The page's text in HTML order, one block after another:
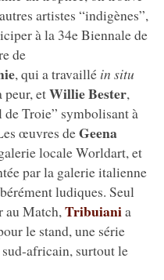
artistes “indigènes”,
à la 34e Biennale de
de
, qui a travaillé in situ
etWillie Bester,
Troie” symbolisant à
œuvres deGeena
locale Worldart, et
par la galerie italienne
ludiques. Seul
au Match, Tribuiania
le stand, une série
africain, surtout le